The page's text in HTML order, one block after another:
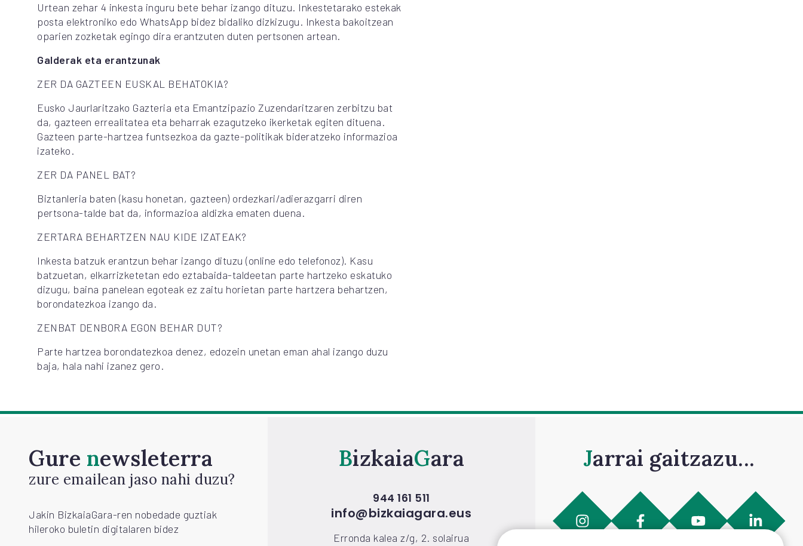
Urtean zehar 4 inkesta inguru bete behar izango dituzu. Inkestetarako estekak
posta elektroniko edo WhatsApp bidez bidaliko dizkizugu. Inkesta bakoitzean
oparien zozketak egingo dira erantzuten duten pertsonen artean.
Galderak eta erantzunak
ZER DA GAZTEEN EUSKAL BEHATOKIA?
Eusko Jaurlaritzako Gazteria eta Emantzipazio Zuzendaritzaren zerbitzu bat
da, gazteen errealitatea eta beharrak ezagutzeko ikerketak egiten dituena.
Gazteen parte-hartzea funtsezkoa da gazte-politikak bideratzeko informazioa
izateko.
ZER DA PANEL BAT?
Biztanleria baten (kasu honetan, gazteen) ordezkari/adierazgarri diren
pertsona-talde bat da, informazioa aldizka ematen duena.
ZERTARA BEHARTZEN NAU KIDE IZATEAK?
Inkesta batzuk erantzun behar izango dituzu (online edo telefonoz). Kasu
batzuetan, elkarrizketetan edo eztabaida-taldeetan parte hartzeko eskatuko
dizugu, baina panelean egoteak ez zaitu horietan parte hartzera behartzen,
borondatezkoa izango da.
ZENBAT DENBORA EGON BEHAR DUT?
Parte hartzea borondatezkoa denez, edozein unetan eman ahal izango duzu
baja, hala nahi izanez gero.
Gure newsleterra
zure emailean jaso nahi duzu?
Jakin BizkaiaGara-ren nobedade guztiak
hileroko buletin digitalaren bidez
Bizkaia Gara
944 161 511
info@bizkaiagara.eus
Erronda kalea z/g, 2. solairua
Jarrai gaitzazu...